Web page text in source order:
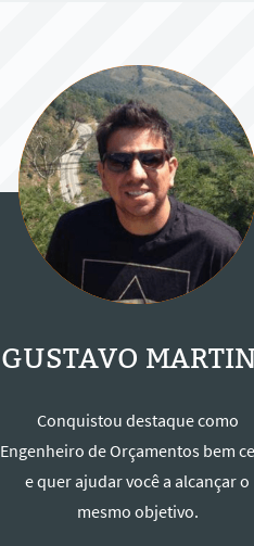
GUSTAVO
Conquistou destaque como
Engenheiro de Orçamentos bem
e quer ajudar você a alcançar o
mesmo objetivo.